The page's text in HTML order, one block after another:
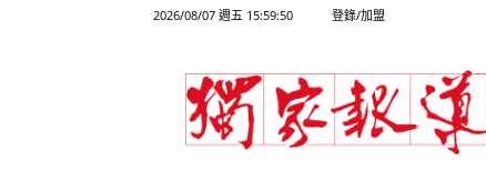
2026/08/07 週五 15:59:50 登錄/加盟
獨
家
報